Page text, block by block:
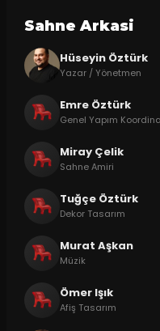
Sahne Arkasi
Hüseyin Öztürk
Yazar / Yönetmen
Emre Öztürk
Genel Yapım
Miray Çelik
Sahne Amiri
Tuğçe Öztürk
Dekor Tasarım
Murat Aşkan
Müzik
Ömer Işık
Afiş Tasarım